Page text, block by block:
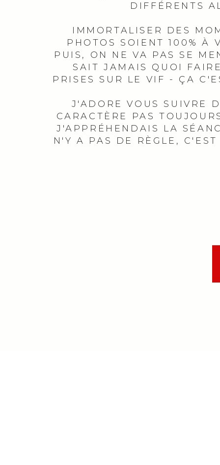
DIFFÉRENTS
IMMORTALISER DES
PHOTOS SOIENT 100% À
PUIS, ON NE VA PAS SE
SAIT JAMAIS QUOI
PRISES SUR LE VIF - ÇA
J'ADORE VOUS SUIVRE
CARACTÈRE PAS
J'APPRÉHENDAIS LA
N'Y A PAS DE RÈGLE,